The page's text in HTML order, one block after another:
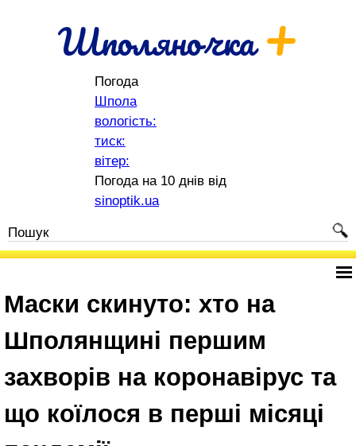
Шполяночка+
Погода
Шпола
вологість:
тиск:
вітер:
Погода на 10 днів від
sinoptik.ua
Маски скинуто: хто на
Шполянщині першим
захворів на коронавірус та
що коїлося в перші місяці